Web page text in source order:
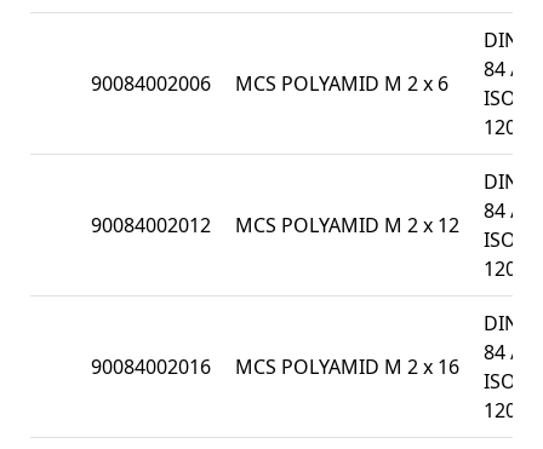
90084002006 MCS POLYAMID M 2 x 6
DIN
84 /
ISO
1207
90084002012 MCS POLYAMID M 2 x 12
DIN
84 /
ISO
1207
90084002016 MCS POLYAMID M 2 x 16
DIN
84 /
ISO
1207